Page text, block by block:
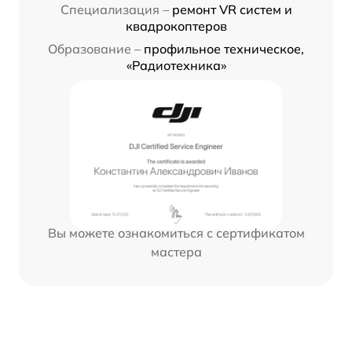
Специализация – ремонт VR систем и
квадрокоптеров
Образование – профильное техническое,
«Радиотехника»
Вы можете ознакомиться с сертификатом
мастера